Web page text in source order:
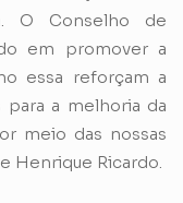
O Conselho de
em promover a
essa reforçam a
a melhoria da
meio das nossas
Henrique Ricardo.